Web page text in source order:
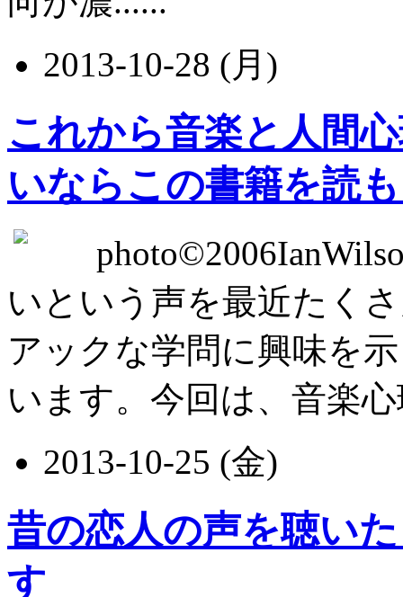
2013-10-28 (月)
これから音楽と人間
いならこの書籍を読
いという声を最近たく
アックな学問に興味を
います。今回は、音楽
2013-10-25 (金)
昔の恋人の声を聴い
す